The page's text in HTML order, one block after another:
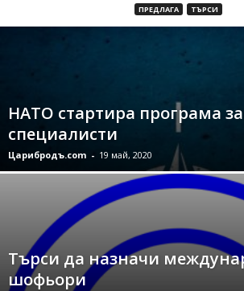
ПРЕДЛАГА ТЪРСИ
НАТО стартира програма
специалисти
Царибродъ.com - 19 май, 2020
Търси да назначи
шофьори